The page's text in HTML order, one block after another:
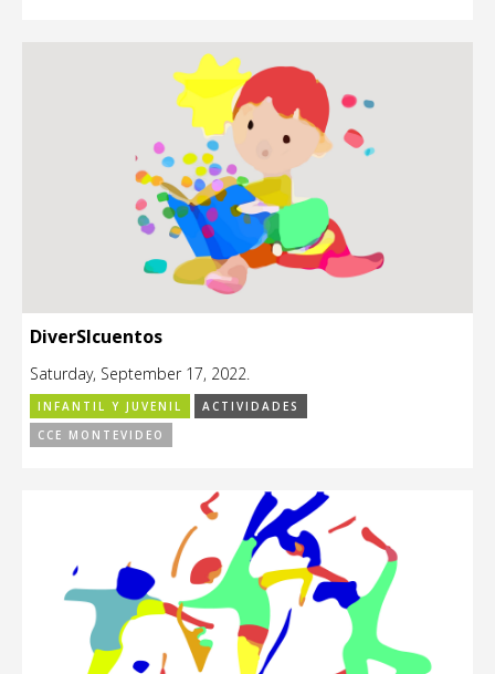
DiverSIcuentos
Saturday, September 17, 2022.
INFANTIL Y JUVENIL
ACTIVIDADES
CCE MONTEVIDEO